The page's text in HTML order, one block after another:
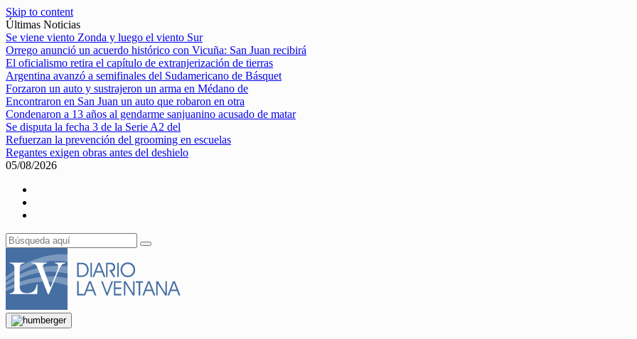
Skip to content
Últimas Noticias
Se viene viento Zonda y luego el viento Sur
Orrego anunció un acuerdo histórico con Vicuña: San Juan recibirá
El oficialismo retira el capítulo de extranjerización de tierras
Argentina avanzó a semifinales del Sudamericano de Básquet
Forzaron un auto y sustrajeron un arma en Médano de
Encontraron en San Juan un auto que robaron en otra
Condenaron a 13 años al gendarme sanjuanino acusado de matar
Se disputa la fecha 3 de la Serie A2 del
Refuerzan la prevención del grooming en escuelas
Regantes exigen obras antes del deshielo
05/08/2026